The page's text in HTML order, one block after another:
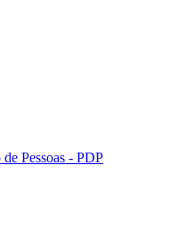
Pessoas - PDP